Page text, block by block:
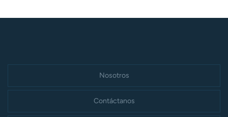
Nosotros
Contáctanos